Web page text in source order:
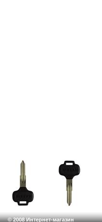
© 2008 Интернет-магазин